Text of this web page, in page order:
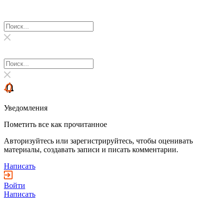
Уведомления
Пометить все как прочитанное
Авторизуйтесь или зарегистрируйтесь, чтобы оценивать
материалы, создавать записи и писать комментарии.
Написать
Войти
Написать